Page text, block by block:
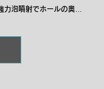
泡噴射でホールの奥ま
す。また抗菌効果を持つ
後の雑菌の繁殖やニオイ